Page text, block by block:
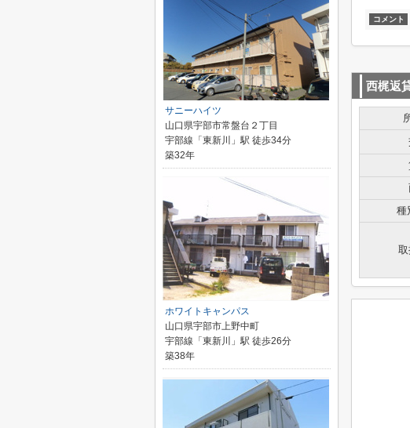
コメント
西梶返
種
サニーハイツ
山口県宇部市常盤台２丁目
宇部線「東新川」駅 徒歩34分
築32年
ホワイトキャンパス
山口県宇部市上野中町
宇部線「東新川」駅 徒歩26分
築38年